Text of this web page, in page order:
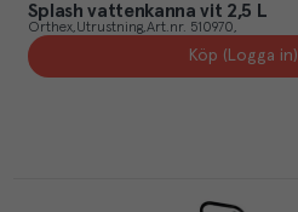
Splash vattenkanna vit 2,5 L
Orthex Utrustning Art.nr. 510970
Köp (Logga in)